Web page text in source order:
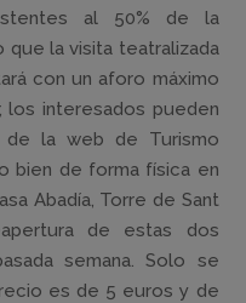
al 50% de la
que la visita teatralizada
con un aforo máximo
los interesados pueden
de la web de Turismo
bien de forma física en
Abadía, Torre de Sant
de estas dos
semana. Solo se
es de 5 euros y de